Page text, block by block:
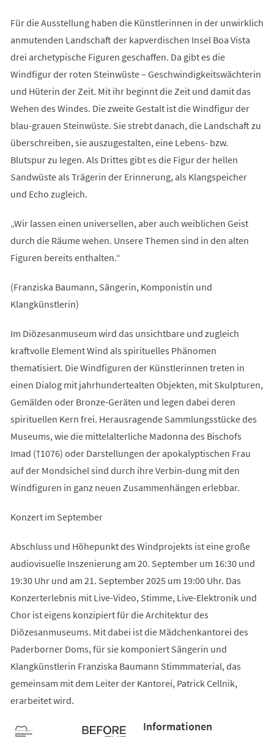
Für die Ausstellung haben die Künstlerinnen in der unwirklich
anmutenden Landschaft der kapverdischen Insel Boa Vista
drei archetypische Figuren geschaffen. Da gibt es die
Windfigur der roten Steinwüste – Geschwindigkeitswächterin
und Hüterin der Zeit. Mit ihr beginnt die Zeit und damit das
Wehen des Windes. Die zweite Gestalt ist die Windfigur der
blau-grauen Steinwüste. Sie strebt danach, die Landschaft zu
überschreiben, sie auszugestalten, eine Lebens- bzw.
Blutspur zu legen. Als Drittes gibt es die Figur der hellen
Sandwüste als Trägerin der Erinnerung, als Klangspeicher
und Echo zugleich.
„Wir lassen einen universellen, aber auch weiblichen Geist
durch die Räume wehen. Unsere Themen sind in den alten
Figuren bereits enthalten.“
(Franziska Baumann, Sängerin, Komponistin und
Klangkünstlerin)
Im Diözesanmuseum wird das unsichtbare und zugleich
kraftvolle Element Wind als spirituelles Phänomen
thematisiert. Die Windfiguren der Künstlerinnen treten in
einen Dialog mit jahrhundertealten Objekten, mit Skulpturen,
Gemälden oder Bronze-Geräten und legen dabei deren
spirituellen Kern frei. Herausragende Sammlungsstücke des
Museums, wie die mittelalterliche Madonna des Bischofs
Imad (†1076) oder Darstellungen der apokalyptischen Frau
auf der Mondsichel sind durch ihre Verbin-dung mit den
Windfiguren in ganz neuen Zusammenhängen erlebbar.
Konzert im September
Abschluss und Höhepunkt des Windprojekts ist eine große
audiovisuelle Inszenierung am 20. September um 16:30 und
19:30 Uhr und am 21. September 2025 um 19:00 Uhr. Das
Konzerterlebnis mit Live-Video, Stimme, Live-Elektronik und
Chor ist eigens konzipiert für die Architektur des
Diözesanmuseums. Mit dabei ist die Mädchenkantorei des
Paderborner Doms, für sie komponiert Sängerin und
Klangkünstlerin Franziska Baumann Stimmmaterial, das
gemeinsam mit dem Leiter der Kantorei, Patrick Cellnik,
erarbeitet wird.
Informationen